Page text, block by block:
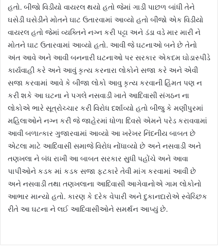
હતો. બીજો વિડીયો વાયરલ થયો હતો જેમાં ગાડી પાછળ બાંધી તેને
ઘસેડી ઘસેડીને મોતને ઘાટ ઉતારવામાં આવ્યો હતો બીજો એક વિડીયો
વાયરલ હતો જેમાં વ્યક્તિને નગ્ન કરી પટ્ટા અને ડંડા વડે માર મારી ને
મોતને ઘાટ ઉતારવામાં આવ્યો હતો. આવી જે ઘટનાઓ બને છે તેનો
અંત આવે અને આવી બનનારી ઘટનાઓ પર સરકાર એકદમ ઘોડાસ્પીડે
કાર્યવાહી કરે અને આવું કૃત્ય કરનારા લોકોને સજા કરે અને એવી
સજા કરવામાં આવે કે બીજા લોકો આવુ કૃત્ય કરવાની હિંમત પણ ન
કરી શકે આ ઘટના ને પગલે નસવાડી ખાતે આદિવાસી સંગઠન ના
લોકોએ ભારે સૂત્રોચ્ચાર કરી વિરોધ દર્શાવ્યો હતો બીજુ કે મણીપુરમાં
મહિલાઓને નગ્ન કરી જે જાહેરમાં ધોળા દિવસે એમને પરેડ કરાવવામાં
આવી બળાત્કાર ગુજારવામાં આવ્યો આ ખરેખર નિંદનીય બાબત છે
એટલા માટે આદિવાસી સમાજે વિરોધ નોંધાવ્યો છે અને નસવાડી અને
તણખલા ને બંધ રાખી આ બાબત સરકાર સુધી પહોંચે અને આવા
પાપીઓને કડક માં કડક સજા ફટકારે તેવી માંગ કરવામાં આવી છે
અને નસવાડી તથા તણખલાના આદિવાસી આગેવાનોએ ગામ લોકોનો
આભાર માન્યો હતો. કારણ કે દરેક વેપારી અને દુકાનદારોએ સ્વેચ્છિક
રીતે આ ઘટના ને લઈ આદિવાસીઓને સમર્થન આપ્યું છે.